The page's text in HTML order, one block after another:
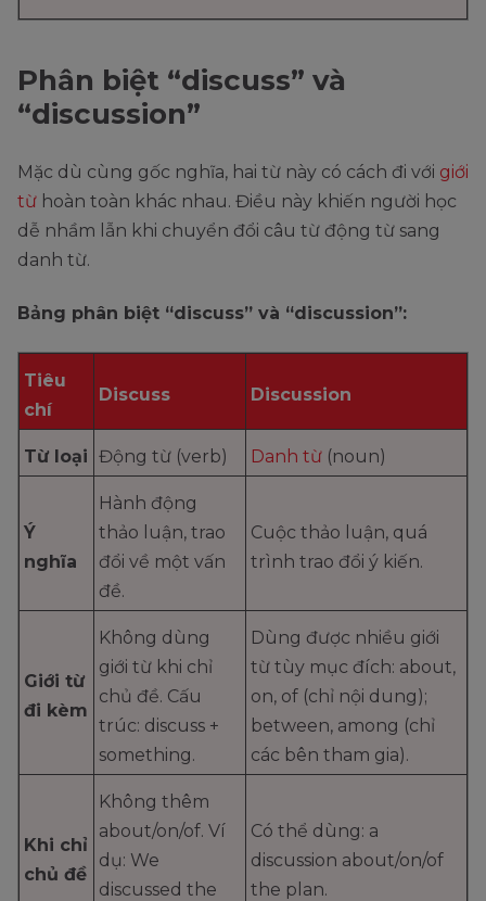
Phân biệt “discuss” và
“discussion”
Mặc dù cùng gốc nghĩa, hai từ này có cách đi với giới
từ hoàn toàn khác nhau. Điều này khiến người học
dễ nhầm lẫn khi chuyển đổi câu từ động từ sang
danh từ.
Bảng phân biệt “discuss” và “discussion”:
Tiêu
chí
Discuss Discussion
Từ loại Động từ (verb) Danh từ (noun)
Ý
nghĩa
Hành động
thảo luận, trao
đổi về một vấn
đề.
Cuộc thảo luận, quá
trình trao đổi ý kiến.
Giới từ
đi kèm
Không dùng
giới từ khi chỉ
chủ đề. Cấu
trúc: discuss +
something.
Dùng được nhiều giới
từ tùy mục đích: about,
on, of (chỉ nội dung);
between, among (chỉ
các bên tham gia).
Khi chỉ
chủ đề
Không thêm
about/on/of. Ví
dụ: We
discussed the
Có thể dùng: a
discussion about/on/of
the plan.